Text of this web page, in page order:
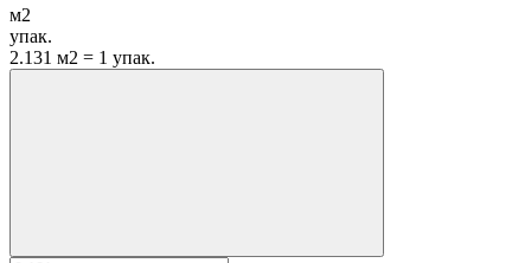
м2
упак.
2.131 м2 = 1 упак.